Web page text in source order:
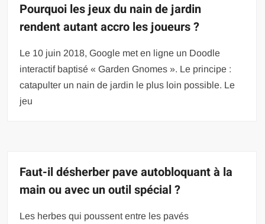
Pourquoi les jeux du nain de jardin
rendent autant accro les joueurs ?
Le 10 juin 2018, Google met en ligne un Doodle
interactif baptisé « Garden Gnomes ». Le principe :
catapulter un nain de jardin le plus loin possible. Le
jeu
Faut-il désherber pave autobloquant à la
main ou avec un outil spécial ?
Les herbes qui poussent entre les pavés